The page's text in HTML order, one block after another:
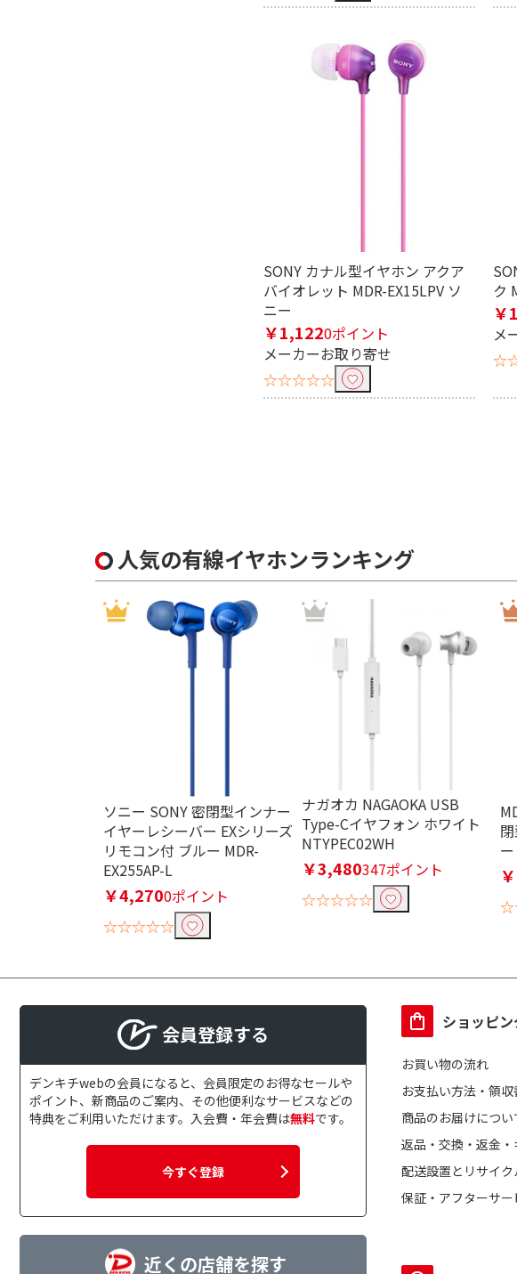
SONY カナル型イヤホン アクア
バイオレット MDR-EX15LPV ソ
ニー
￥1,1220ポイント
メーカーお取り寄せ
☆☆☆☆☆
ク
￥
メ
人気の有線イヤホンランキング
ソニー SONY 密閉型インナー
イヤーレシーバー EXシリーズ
リモコン付 ブルー MDR-
EX255AP-L
￥4,2700ポイント
☆☆☆☆☆
ナガオカ NAGAOKA USB
Type-Cイヤフォン ホワイト
NTYPEC02WH
￥3,480347ポイント
☆☆☆☆☆
ー
会員登録する
デンキチwebの会員になると、会員限定のお得なセールや
ポイント、新商品のご案内、その他便利なサービスなどの
特典をご利用いただけます。入会費・年会費は無料です。
今すぐ登録
近くの店舗を探す
ショッピ
お買い物の流れ
お支払い方法・領
商品のお届けについ
返品・交換・返金
配送設置とリサイク
保証・アフターサー